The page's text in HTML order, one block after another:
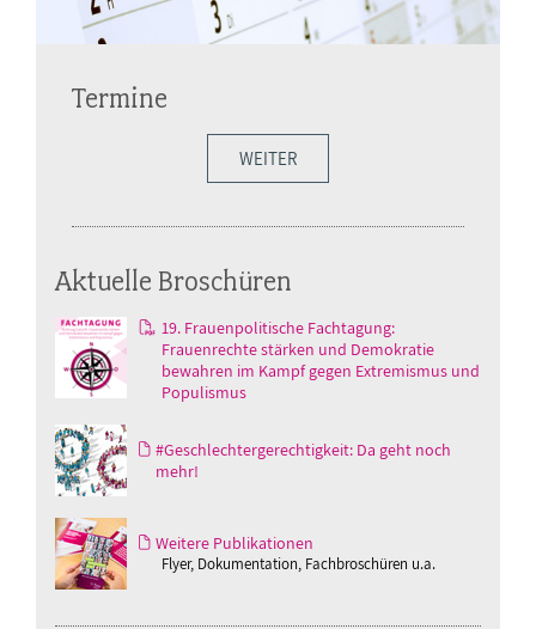
Termine
WEITER
Aktuelle Broschüren
19. Frauenpolitische Fachtagung:
Frauenrechte stärken und Demokratie
bewahren im Kampf gegen Extremismus und
Populismus
#Geschlechtergerechtigkeit: Da geht noch
mehr!
Weitere Publikationen
Flyer, Dokumentation, Fachbroschüren u.a.